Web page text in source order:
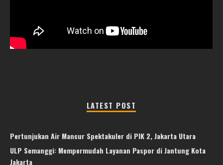
LATEST POST
Pertunjukan Air Mancur Spektakuler di PIK 2, Jakarta Utara
ULP Semanggi: Mempermudah Layanan Paspor di Jantung Kota
Jakarta